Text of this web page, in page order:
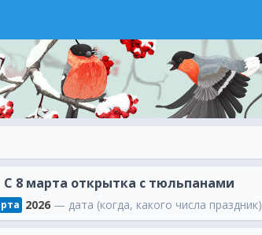
С 8 марта открытка с тюльпанами
2026 — дата (когда, какого числа праздник)